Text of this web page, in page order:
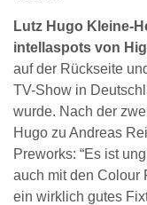
Lutz Hugo Kleine-
intellaspots von
auf der Rückseite
TV-Show in
wurde. Nach der
Hugo zu Andreas
Preworks: “Es ist
auch mit den Colour
ein wirklich gutes